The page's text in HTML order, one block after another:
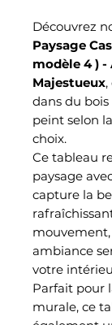
Découvrez
Paysage
modèle 4 ) -
Majestueux
dans du
peint selon
choix.
Ce tableau
paysage
capture la
ambiance
votre
Parfait pour
murale, ce